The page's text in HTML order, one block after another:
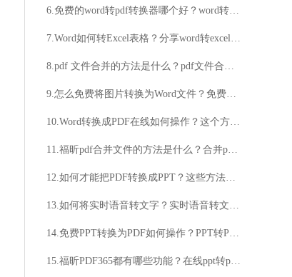
6.免费的word转pdf转换器哪个好？word转pdf步骤详解
7.Word如何转Excel表格？分享word转excel超实用技巧
8.pdf 文件合并的方法是什么？pdf文件合并的详细步骤
9.怎么免费将图片转换为Word文件？免费图片转Word格式的方法
10.Word转换成PDF在线如何操作？这个方法轻松解决转换问题
11.福昕pdf合并文件的方法是什么？合并pdf文件的详细步骤
12.如何才能把PDF转换成PPT？这些方法可实现转换！
13.如何将实时语音转文字？实时语音转文字的方法
14.免费PPT转换为PDF如何操作？PPT转PDF方法分享
15.福昕PDF365都有哪些功能？在线ppt转pdf方法分享